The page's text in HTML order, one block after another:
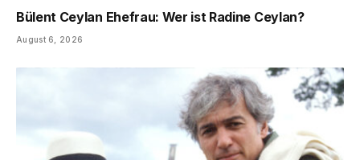
Bülent Ceylan Ehefrau: Wer ist Radine Ceylan?
August 6, 2026